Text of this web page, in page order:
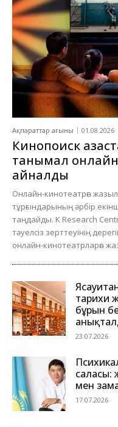
Ақпараттар ағыны 01.08.2026
Кинопоиск
танымал
айналды
Онлайн-кинотеатрға
тұрғындарының әрбір
таңдайды. K Research
тәуелсіз зерттеуінің
онлайн-кинотеатрларға
тарихи
бұрын
23.07.2026
саласы:
мен
17.07.2026